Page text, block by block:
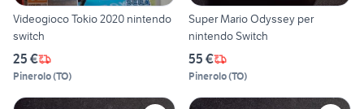
Videogioco Tokio 2020 nintendo
switch
25 €
Pinerolo(TO)
Super Mario Odyssey per
nintendo Switch
55 €
Pinerolo(TO)